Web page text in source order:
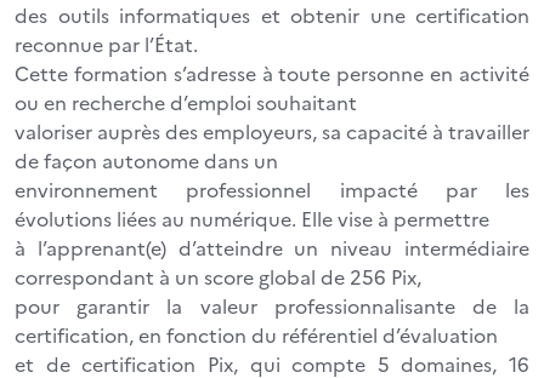
des outils informatiques et obtenir une certification
reconnue par l’État.
Cette formation s’adresse à toute personne en activité
ou en recherche d’emploi souhaitant
valoriser auprès des employeurs, sa capacité à travailler
de façon autonome dans un
environnement professionnel impacté par les
évolutions liées au numérique. Elle vise à permettre
à l’apprenant(e) d’atteindre un niveau intermédiaire
correspondant à un score global de 256 Pix,
pour garantir la valeur professionnalisante de la
certification, en fonction du référentiel d’évaluation
et de certification Pix, qui compte 5 domaines, 16